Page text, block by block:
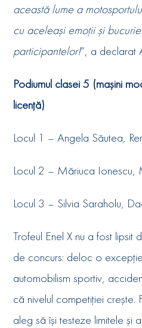
această lume a
cu aceleași emoții și
participantelor!”, a declarat
Podiumul clasei 5 (mașini
licență)
Locul 1 – Angela Săutea,
Locul 2 – Măriuca Ionescu,
Locul 3 – Silvia Saraholu,
Trofeul Enel X nu a fost lipsit
de concurs: deloc o
automobilism sportiv,
că nivelul competiției crește.
aleg să își testeze limitele și